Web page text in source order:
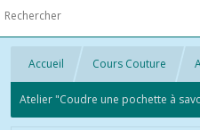
Accueil Cours Couture
Atelier "Coudre une pochette à